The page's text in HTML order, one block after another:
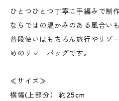
ひとつひとつ丁寧に手編みで制
ならではの温かみのある風合いも
普段使いはもちろん旅行やリゾ
めのサマーバッグです。
≪サイズ≫
横幅(上部分）:約25cm